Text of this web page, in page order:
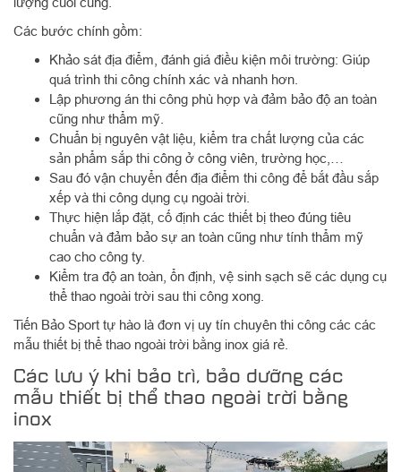
Các bước chính gồm:
Khảo sát địa điểm, đánh giá điều kiện môi trường: Giúp
quá trình thi công chính xác và nhanh hơn.
Lập phương án thi công phù hợp và đảm bảo độ an toàn
cũng như thẩm mỹ.
Chuẩn bị nguyên vật liệu, kiểm tra chất lượng của các
sản phẩm sắp thi công ở công viên, trường học,…
Sau đó vận chuyển đến địa điểm thi công để bắt đầu sắp
xếp và thi công dụng cụ ngoài trời.
Thực hiện lắp đặt, cố định các thiết bị theo đúng tiêu
chuẩn và đảm bảo sự an toàn cũng như tính thẩm mỹ
cao cho công ty.
Kiểm tra độ an toàn, ổn định, vệ sinh sạch sẽ các dụng cụ
thể thao ngoài trời sau thi công xong.
Tiến Bảo Sport tự hào là đơn vị uy tín chuyên thi công các các
mẫu thiết bị thể thao ngoài trời bằng inox giá rẻ.
Các lưu ý khi bảo trì, bảo dưỡng các
mẫu thiết bị thể thao ngoài trời bằng
inox